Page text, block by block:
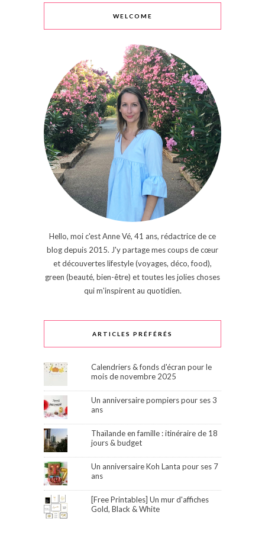
WELCOME
Hello, moi c'est Anne Vé, 41 ans, rédactrice de ce
blog depuis 2015. J'y partage mes coups de cœur
et découvertes lifestyle (voyages, déco, food),
green (beauté, bien-être) et toutes les jolies choses
qui m'inspirent au quotidien.
ARTICLES PRÉFÉRÉS
Calendriers & fonds d'écran pour le
mois de novembre 2025
Un anniversaire pompiers pour ses 3
ans
Thaïlande en famille : itinéraire de 18
jours & budget
Un anniversaire Koh Lanta pour ses 7
ans
[Free Printables] Un mur d'affiches
Gold, Black & White